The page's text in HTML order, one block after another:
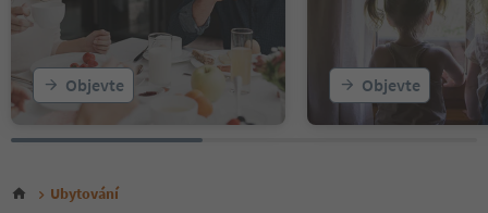
Objevte Objevte
Ubytování